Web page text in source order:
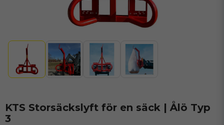
KTS Storsäckslyft för en säck | Ålö Typ
3